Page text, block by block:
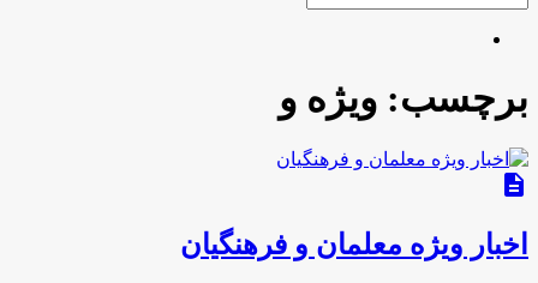
برچسب: ويژه و
description
اخبار ويژه معلمان و فرهنگيان